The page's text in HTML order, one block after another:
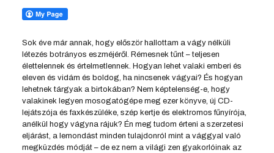
Sok éve már annak, hogy először hallottam a vágy nélküli
létezés botrányos eszméjéről. Rémesnek tűnt – teljesen
élettelennek és értelmetlennek. Hogyan lehet valaki emberi és
eleven és vidám és boldog, ha nincsenek vágyai? És hogyan
lehetnek tárgyak a birtokában? Nem képtelenség-e, hogy
valakinek legyen mosogatógépe meg ezer könyve, új CD-
lejátszója és faxkészüléke, szép kertje és elektromos fűnyírója,
anélkül hogy vágyna rájuk? Én meg tudom érteni a szerzetesi
eljárást, a lemondást minden tulajdonról mint a vággyal való
megküzdés módját – de ez nem a világi zen gyakorlóinak az